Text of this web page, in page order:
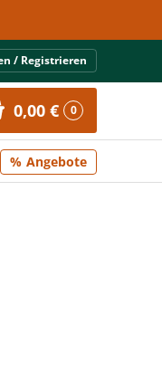
/ Registrieren
0,00 € 0
Angebote